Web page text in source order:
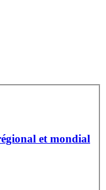
et mondial